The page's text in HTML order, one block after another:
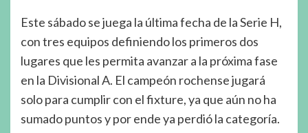
Este sábado se juega la última fecha de la Serie H,
con tres equipos definiendo los primeros dos
lugares que les permita avanzar a la próxima fase
en la Divisional A. El campeón rochense jugará
solo para cumplir con el fixture, ya que aún no ha
sumado puntos y por ende ya perdió la categoría.